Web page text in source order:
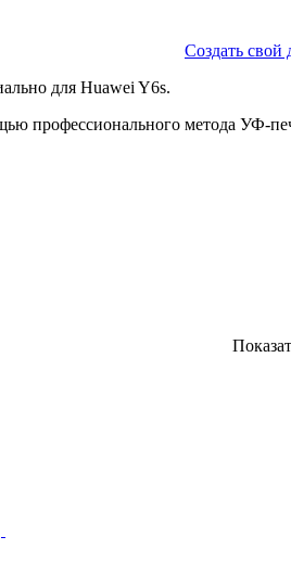
Создать свой
для Huawei Y6s.
профессионального метода УФ-